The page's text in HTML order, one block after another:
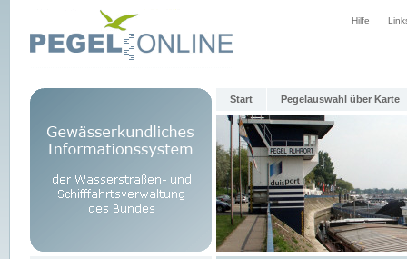
Hilfe
Start Pegelauswahl über Karte